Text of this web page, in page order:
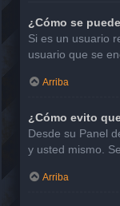
¿Cómo se
Si es un usuario
usuario que se
Arriba
¿Cómo evito
Desde su Panel
y usted mismo.
Arriba